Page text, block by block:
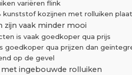
variëren flink
kunststof kozijnen met rolluiken
zijn vaak minder mooi
is vaak goedkoper qua prijs
goedkoper qua prijzen dan
op de gevel
ingebouwde rolluiken